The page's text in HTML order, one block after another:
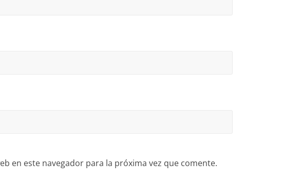
en este navegador para la próxima vez que comente.